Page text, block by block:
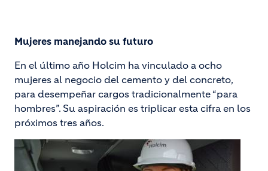
Mujeres manejando su futuro
En el último año Holcim ha vinculado a ocho
mujeres al negocio del cemento y del concreto,
para desempeñar cargos tradicionalmente “para
hombres”. Su aspiración es triplicar esta cifra en los
próximos tres años.